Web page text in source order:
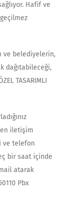
Hafif ve
ve belediyelerin,
dağıtabileceği,
TASARIMLI
iletişim
ve telefon
bir saat içinde
atarak
Pbx